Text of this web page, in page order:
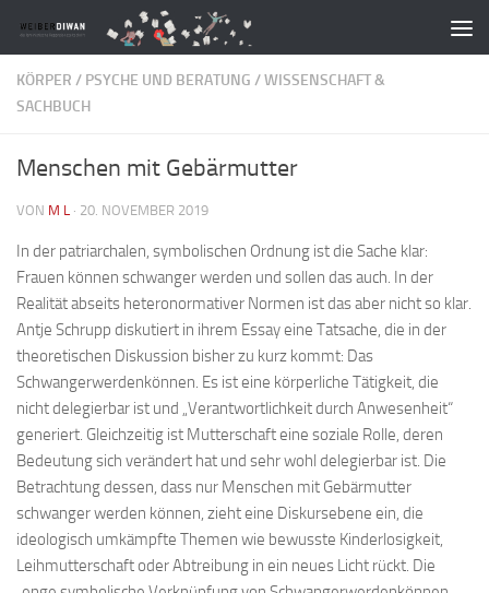
Zum Inhalt springen
KÖRPER / PSYCHE UND BERATUNG /WISSENSCHAFT &
SACHBUCH
Menschen mit Gebärmutter
VON M L · 20. NOVEMBER 2019
In der patriarchalen, symbolischen Ordnung ist die Sache klar:
Frauen können schwanger werden und sollen das auch. In der
Realität abseits heteronormativer Normen ist das aber nicht so klar.
Antje Schrupp diskutiert in ihrem Essay eine Tatsache, die in der
theoretischen Diskussion bisher zu kurz kommt: Das
Schwangerwerdenkönnen. Es ist eine körperliche Tätigkeit, die
nicht delegierbar ist und „Verantwortlichkeit durch Anwesenheit“
generiert. Gleichzeitig ist Mutterschaft eine soziale Rolle, deren
Bedeutung sich verändert hat und sehr wohl delegierbar ist. Die
Betrachtung dessen, dass nur Menschen mit Gebärmutter
schwanger werden können, zieht eine Diskursebene ein, die
ideologisch umkämpfte Themen wie bewusste Kinderlosigkeit,
Leihmutterschaft oder Abtreibung in ein neues Licht rückt. Die